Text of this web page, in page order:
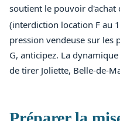
soutient le pouvoir d'achat
(interdiction location F au 1
pression vendeuse sur les
G, anticipez. La
de tirer Joliette, Belle-de-